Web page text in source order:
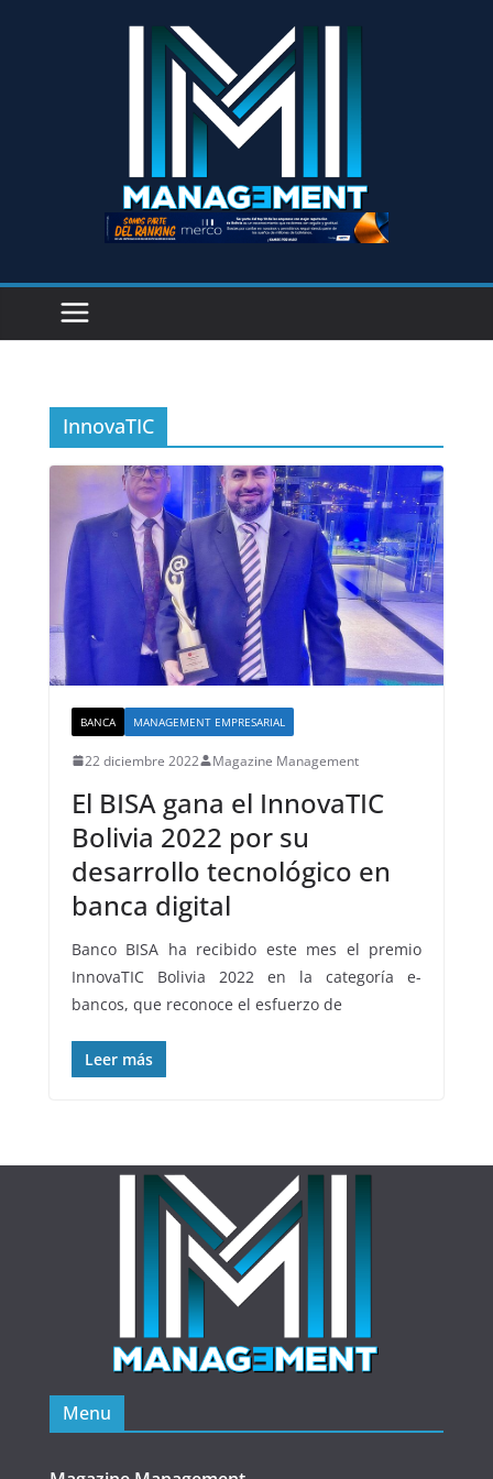
InnovaTIC
BANCA MANAGEMENT EMPRESARIAL
22 diciembre 2022 Magazine Management
El BISA gana el InnovaTIC
Bolivia 2022 por su
desarrollo tecnológico en
banca digital
Banco BISA ha recibido este mes el premio
InnovaTIC Bolivia 2022 en la categoría e-
bancos, que reconoce el esfuerzo de
Leer más
Menu